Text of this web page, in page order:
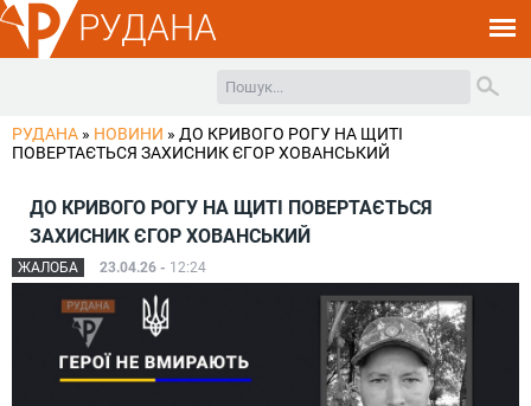
РУДАНА
РУДАНА » НОВИНИ » ДО КРИВОГО РОГУ НА ЩИТІ
ПОВЕРТАЄТЬСЯ ЗАХИСНИК ЄГОР ХОВАНСЬКИЙ
ДО КРИВОГО РОГУ НА ЩИТІ ПОВЕРТАЄТЬСЯ
ЗАХИСНИК ЄГОР ХОВАНСЬКИЙ
ЖАЛОБА 23.04.26 - 12:24